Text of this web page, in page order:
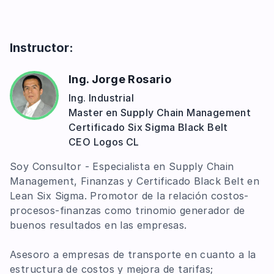
Instructor:
Ing. Jorge Rosario
Ing. Industrial
Master en Supply Chain Management
Certificado Six Sigma Black Belt
CEO Logos CL
Soy Consultor - Especialista en Supply Chain
Management, Finanzas y Certificado Black Belt en
Lean Six Sigma. Promotor de la relación costos-
procesos-finanzas como trinomio generador de
buenos resultados en las empresas.
Asesoro a empresas de transporte en cuanto a la
estructura de costos y mejora de tarifas;